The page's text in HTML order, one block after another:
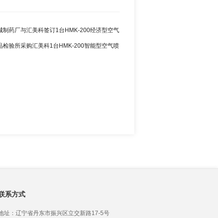
制药厂与汇美科签订1台HMK-200经济型空气
检验所采购汇美科1台HMK-200智能型空气喷
系方式
址：辽宁省丹东市振兴区立交新路17-5号